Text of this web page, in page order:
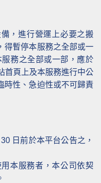
，進行營運上必要之搬
得暫停本服務之全部或一
務之全部或一部，應於
首頁上及本服務進行中公
時性、急迫性或不可歸責
日前於本平台公告之，
本服務者，本公司依契